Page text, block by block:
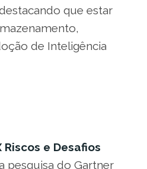
que estar
de Inteligência
e Desafios
pesquisa do Gartner